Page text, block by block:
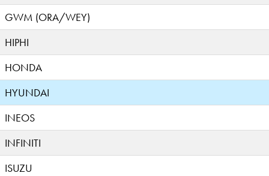
GWM (ORA/WEY)
HIPHI
HONDA
HYUNDAI
INEOS
INFINITI
ISUZU